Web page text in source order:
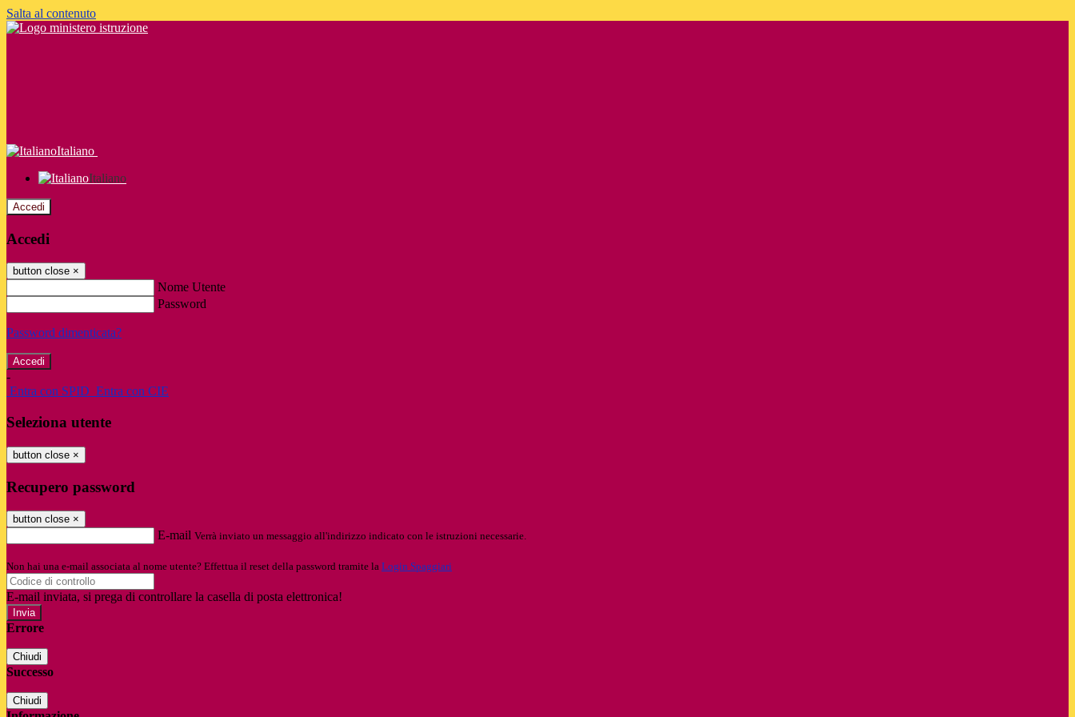
Salta al contenuto
Italiano
Italiano
Accedi
Accedi
button close ×
Nome Utente
Password
Password dimenticata?
-
Entra con SPID Entra con CIE
Seleziona utente
button close ×
Recupero password
button close ×
E-mail Verrà inviato un messaggio all'indirizzo indicato con le istruzioni necessarie.
Non hai una e-mail associata al nome utente? Effettua il reset della password tramite la Login Spaggiari
E-mail inviata, si prega di controllare la casella di posta elettronica!
Errore
Chiudi
Successo
Chiudi